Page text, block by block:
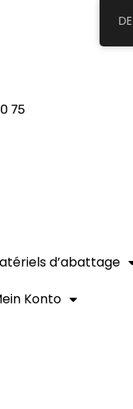
75
d’abattage
Konto
DE